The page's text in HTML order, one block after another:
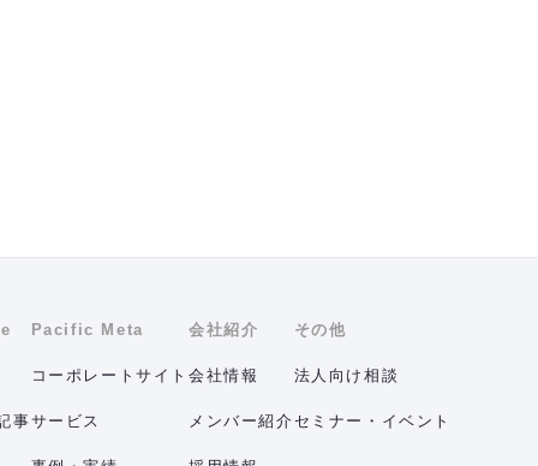
事
Pacific Meta
コーポレートサイト
サービス
会社紹介
会社情報
メンバー紹介
その他
法人向け相談
セミナー・イベント